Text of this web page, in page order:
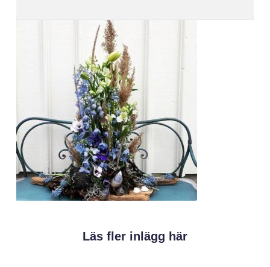
Läs fler inlägg här